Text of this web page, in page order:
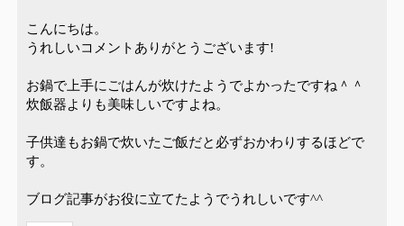
こんにちは。
うれしいコメントありがとうございます!
お鍋で上手にごはんが炊けたようでよかったですね＾＾
炊飯器よりも美味しいですよね。
子供達もお鍋で炊いたご飯だと必ずおかわりするほどで
す。
ブログ記事がお役に立てたようでうれしいです^^